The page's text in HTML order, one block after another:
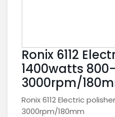
Ronix 6112
1400watts 800-
3000rpm/
Ronix 6112 Electric
3000rpm/180mm